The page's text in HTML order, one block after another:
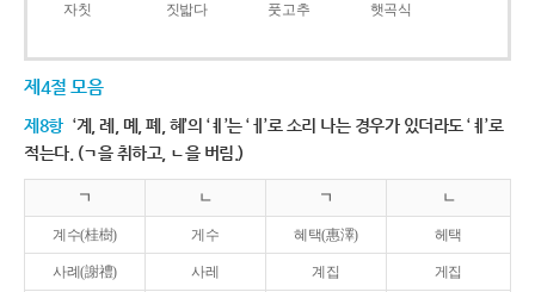
자칫
짓밟다 풋고추 햇곡식
제4절 모음
제8항 ‘계, 례, 몌, 폐, 혜’의 ‘ㅖ’는 ‘ㅔ’로 소리 나는 경우가 있더라도 ‘ㅖ’로
적는다. (ㄱ을 취하고, ㄴ을 버림.)
ㄱ ㄴ ㄱ ㄴ
계수(桂樹) 게수 혜택(惠澤) 헤택
사례(謝禮) 사레 계집 게집